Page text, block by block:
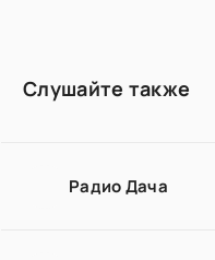
Слушайте также
Радио Дача